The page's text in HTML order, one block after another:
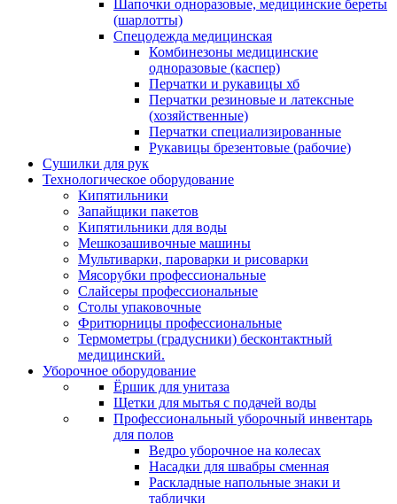
Шапочки одноразовые, медицинские береты
(шарлотты)
Спецодежда медицинская
Комбинезоны медицинские
одноразовые (каспер)
Перчатки и рукавицы хб
Перчатки резиновые и латексные
(хозяйственные)
Перчатки специализированные
Рукавицы брезентовые (рабочие)
Сушилки для рук
Технологическое оборудование
Кипятильники
Запайщики пакетов
Кипятильники для воды
Мешкозашивочные машины
Мультиварки, пароварки и рисоварки
Мясорубки профессиональные
Слайсеры профессиональные
Столы упаковочные
Фритюрницы профессиональные
Термометры (градусники) бесконтактный
медицинский.
Уборочное оборудование
Ёршик для унитаза
Щетки для мытья с подачей воды
Профессиональный уборочный инвентарь
для полов
Ведро уборочное на колесах
Насадки для швабры сменная
Раскладные напольные знаки и
таблички